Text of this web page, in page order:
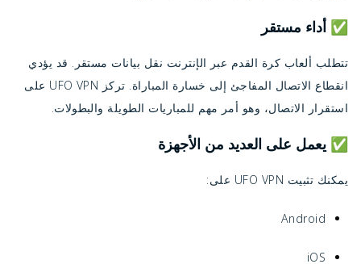
✅ أداء مستقر
تتطلب ألعاب كرة القدم عبر الإنترنت نقل بيانات مستقر. قد يؤدي
انقطاع الاتصال المفاجئ إلى خسارة المباراة. تركز UFO VPN على
استقرار الاتصال، وهو أمر مهم للمباريات الطويلة والبطولات.
✅ يعمل على العديد من الأجهزة
يمكنك تثبيت UFO VPN على:
Android
iOS